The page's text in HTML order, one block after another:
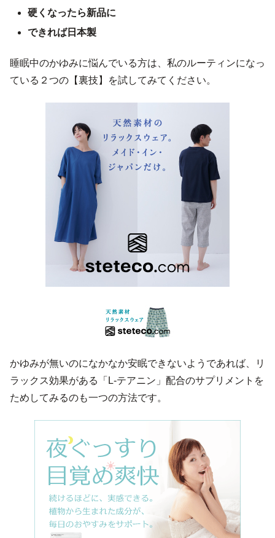
硬くなったら新品に
できれば日本製
睡眠中のかゆみに悩んでいる方は、私のルーティンになっ
ている２つの【裏技】を試してみてください。
かゆみが無いのになかなか安眠できないようであれば、リ
ラックス効果がある「L-テアニン」配合のサプリメントを
ためしてみるのも一つの方法です。